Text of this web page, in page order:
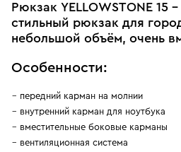
Рюкзак YELLOWSTONE 15
стильный рюкзак для
небольшой объём, очень
Особенности:
передний карман на молнии
внутренний карман для ноутбука
вместительные боковые карманы
вентиляционная система